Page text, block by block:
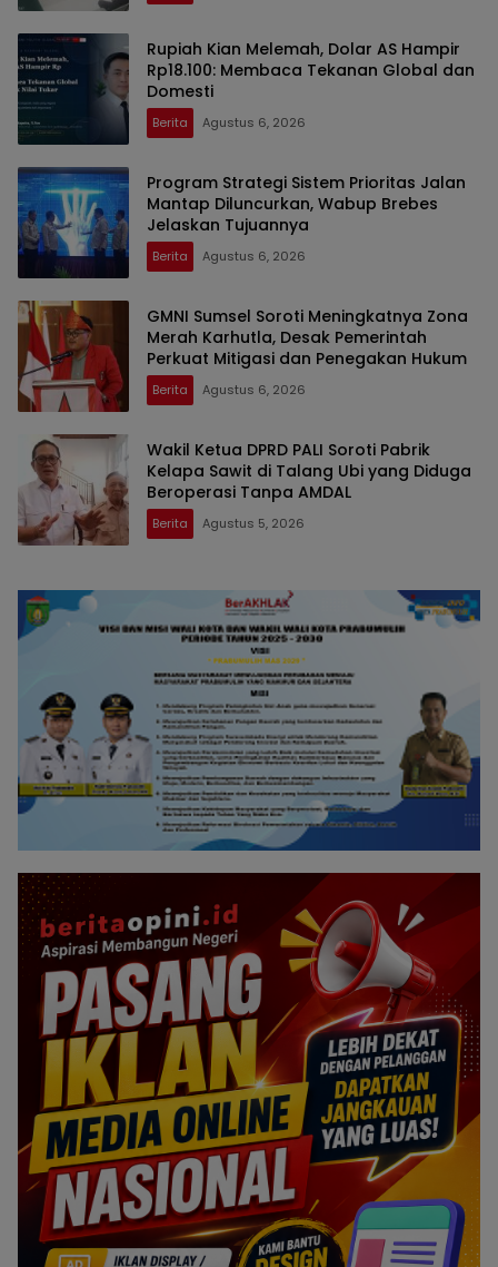
Rupiah Kian Melemah, Dolar AS Hampir
Rp18.100: Membaca Tekanan Global dan
Domesti
Berita Agustus 6, 2026
Program Strategi Sistem Prioritas Jalan
Mantap Diluncurkan, Wabup Brebes
Jelaskan Tujuannya
Berita Agustus 6, 2026
GMNI Sumsel Soroti Meningkatnya Zona
Merah Karhutla, Desak Pemerintah
Perkuat Mitigasi dan Penegakan Hukum
Berita Agustus 6, 2026
Wakil Ketua DPRD PALI Soroti Pabrik
Kelapa Sawit di Talang Ubi yang Diduga
Beroperasi Tanpa AMDAL
Berita Agustus 5, 2026